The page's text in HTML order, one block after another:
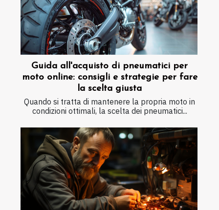
Guida all'acquisto di pneumatici per
moto online: consigli e strategie per fare
la scelta giusta
Quando si tratta di mantenere la propria moto in
condizioni ottimali, la scelta dei pneumatici...